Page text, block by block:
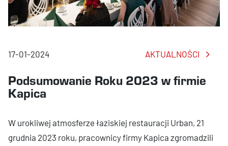
17-01-2024 AKTUALNOŚCI
Podsumowanie Roku 2023 w firmie
Kapica
W urokliwej atmosferze łaziskiej restauracji Urban, 21
grudnia 2023 roku, pracownicy firmy Kapica zgromadzili